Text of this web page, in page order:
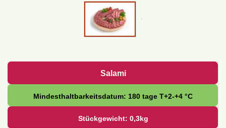
Salami
Mindesthaltbarkeitsdatum: 180 tage Т+2-+4 °С
Stückgewicht: 0,3kg